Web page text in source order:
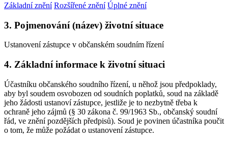
Základní znění Rozšířené znění Úplné znění
3. Pojmenování (název) životní situace
Ustanovení zástupce v občanském soudním řízení
4. Základní informace k životní situaci
Účastníku občanského soudního řízení, u něhož jsou předpoklady,
aby byl soudem osvobozen od soudních poplatků, soud na základě
jeho žádosti ustanoví zástupce, jestliže je to nezbytně třeba k
ochraně jeho zájmů (§ 30 zákona č. 99/1963 Sb., občanský soudní
řád, ve znění pozdějších předpisů). Soud je povinen účastníka poučit
o tom, že může požádat o ustanovení zástupce.